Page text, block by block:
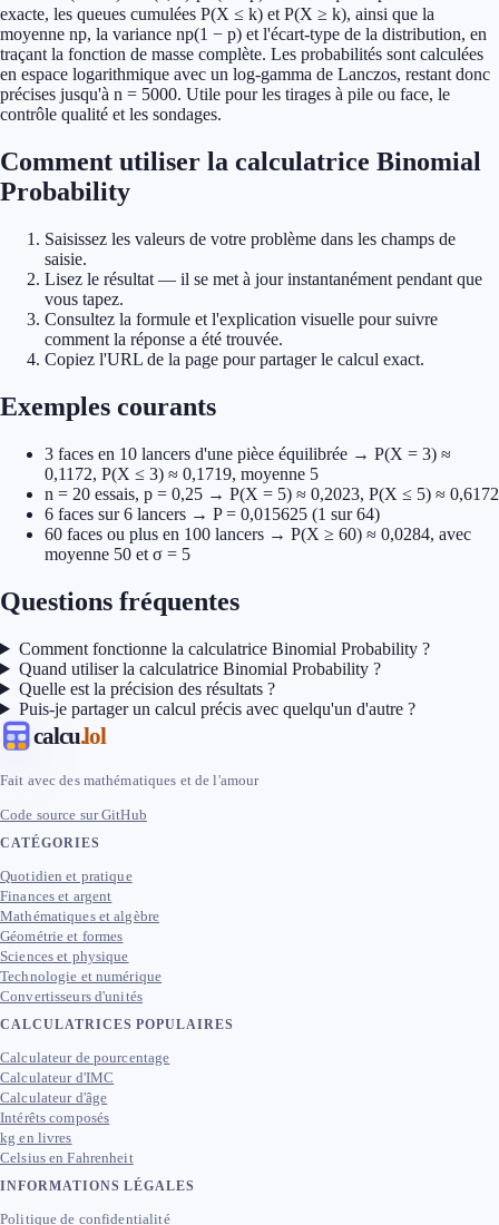
exacte, les queues cumulées P(X ≤ k) et P(X ≥ k), ainsi que la
moyenne np, la variance np(1 − p) et l'écart-type de la distribution, en
traçant la fonction de masse complète. Les probabilités sont calculées
en espace logarithmique avec un log-gamma de Lanczos, restant donc
précises jusqu'à n = 5000. Utile pour les tirages à pile ou face, le
contrôle qualité et les sondages.
Comment utiliser la calculatrice Binomial
Probability
Saisissez les valeurs de votre problème dans les champs de
saisie.
Lisez le résultat — il se met à jour instantanément pendant que
vous tapez.
Consultez la formule et l'explication visuelle pour suivre
comment la réponse a été trouvée.
Copiez l'URL de la page pour partager le calcul exact.
Exemples courants
3 faces en 10 lancers d'une pièce équilibrée → P(X = 3) ≈
0,1172, P(X ≤ 3) ≈ 0,1719, moyenne 5
n = 20 essais, p = 0,25 → P(X = 5) ≈ 0,2023, P(X ≤ 5) ≈ 0,6172
6 faces sur 6 lancers → P = 0,015625 (1 sur 64)
60 faces ou plus en 100 lancers → P(X ≥ 60) ≈ 0,0284, avec
moyenne 50 et σ = 5
Questions fréquentes
Comment fonctionne la calculatrice Binomial Probability ?
Quand utiliser la calculatrice Binomial Probability ?
Quelle est la précision des résultats ?
Puis-je partager un calcul précis avec quelqu'un d'autre ?
calcu.lol
Fait avec des mathématiques et de l'amour
Code source sur GitHub
CATÉGORIES
Quotidien et pratique
Finances et argent
Mathématiques et algèbre
Géométrie et formes
Sciences et physique
Technologie et numérique
Convertisseurs d'unités
CALCULATRICES POPULAIRES
Calculateur de pourcentage
Calculateur d'IMC
Calculateur d'âge
Intérêts composés
kg en livres
Celsius en Fahrenheit
INFORMATIONS LÉGALES
Politique de confidentialité